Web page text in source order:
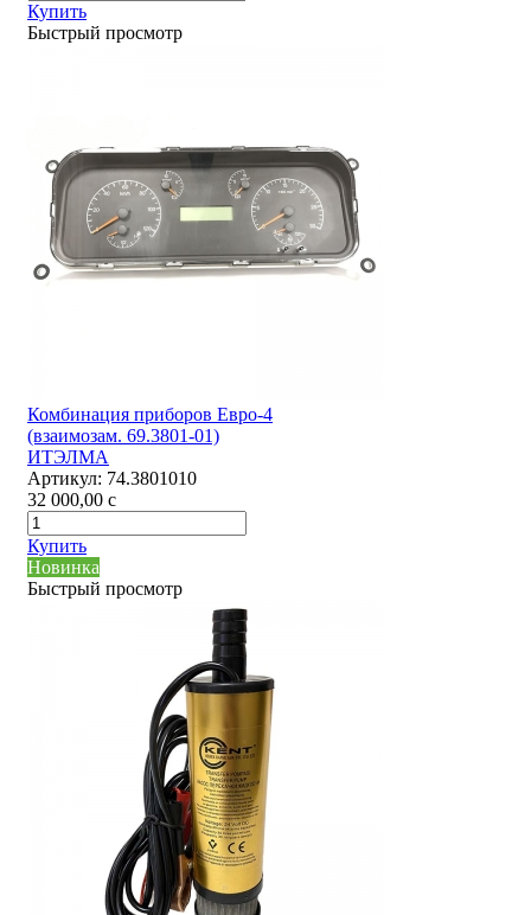
Купить
Быстрый просмотр
Комбинация приборов Евро-4
(взаимозам. 69.3801-01)
ИТЭЛМА
Артикул: 74.3801010
32 000,00 c
Купить
Новинка
Быстрый просмотр